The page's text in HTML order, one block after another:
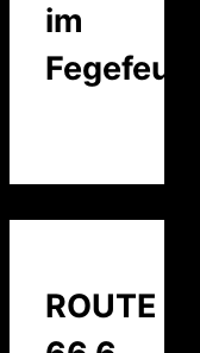
im
Fegefeuer
ROUTE